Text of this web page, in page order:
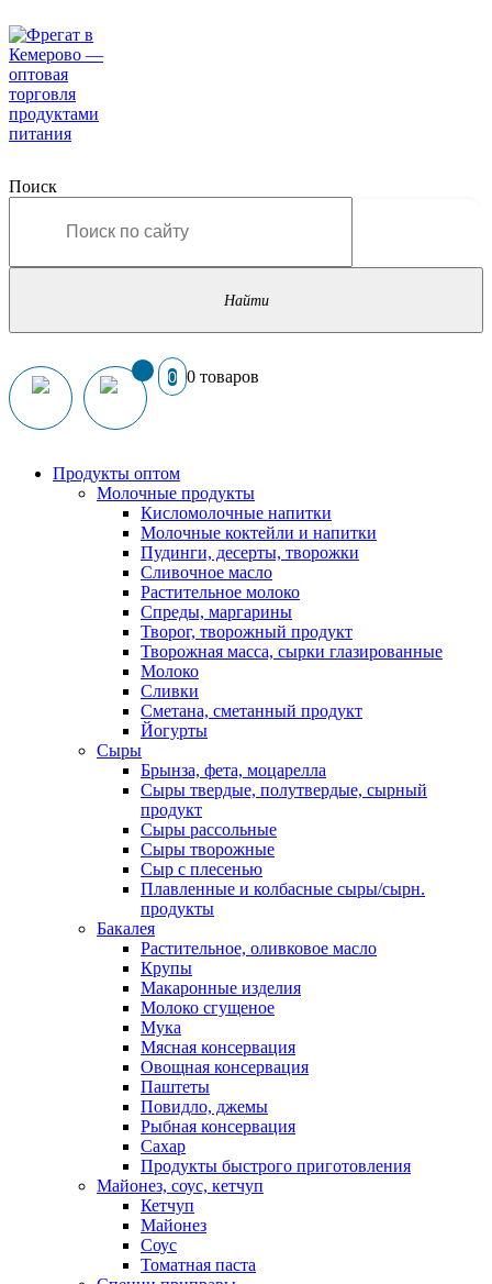
Поиск
0 0 товаров
Продукты оптом
Молочные продукты
Кисломолочные напитки
Молочные коктейли и напитки
Пудинги, десерты, творожки
Сливочное масло
Растительное молоко
Спреды, маргарины
Творог, творожный продукт
Творожная масса, сырки глазированные
Молоко
Сливки
Сметана, сметанный продукт
Йогурты
Сыры
Брынза, фета, моцарелла
Сыры твердые, полутвердые, сырный
продукт
Сыры рассольные
Сыры творожные
Сыр с плесенью
Плавленные и колбасные сыры/сырн.
продукты
Бакалея
Растительное, оливковое масло
Крупы
Макаронные изделия
Молоко сгущеное
Мука
Мясная консервация
Овощная консервация
Паштеты
Повидло, джемы
Рыбная консервация
Сахар
Продукты быстрого приготовления
Майонез, соус, кетчуп
Кетчуп
Майонез
Соус
Томатная паста